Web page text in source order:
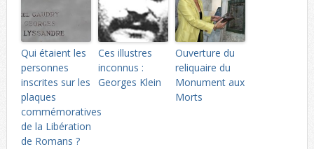
Qui étaient les
personnes
inscrites sur les
plaques
commémoratives
de la Libération
de Romans ?
Ces illustres
inconnus :
Georges Klein
Ouverture du
reliquaire du
Monument aux
Morts